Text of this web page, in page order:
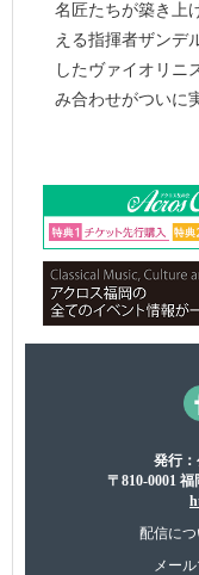
名匠たちが築き上
える指揮者ザンデ
したヴァイオリニ
み合わせがついに
発行
〒810-0001
配信に
メー